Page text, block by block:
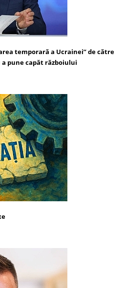
temporară a Ucrainei” de către
pune capăt războiului